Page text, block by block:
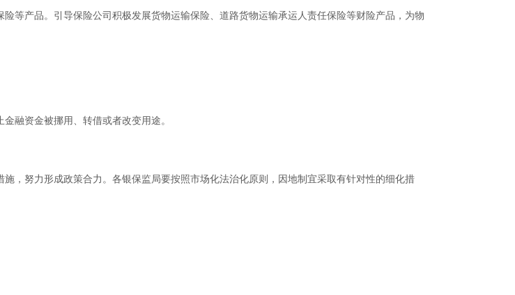
等产品。引导保险公司积极发展货物运输保险、道路货物运输承运人责任保险等财险产品，为物
融资金被挪用、转借或者改变用途。
，努力形成政策合力。各银保监局要按照市场化法治化原则，因地制宜采取有针对性的细化措